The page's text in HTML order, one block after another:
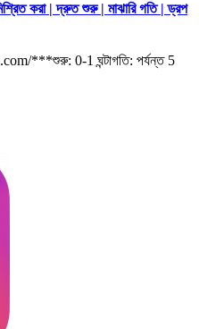
করা | দ্রুত শুরু | মাঝারি গতি | ড্রপ
***শুরু: 0-1 ঘন্টাগতি: পর্যন্ত 5